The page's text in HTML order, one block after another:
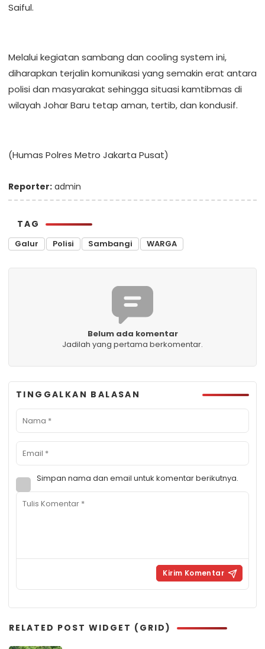
Saiful.
Melalui kegiatan sambang dan cooling system ini,
diharapkan terjalin komunikasi yang semakin erat antara
polisi dan masyarakat sehingga situasi kamtibmas di
wilayah Johar Baru tetap aman, tertib, dan kondusif.
(Humas Polres Metro Jakarta Pusat)
Reporter: admin
TAG
Galur Polisi Sambangi WARGA
Belum ada komentar
Jadilah yang pertama berkomentar.
TINGGALKAN BALASAN
Simpan nama dan email untuk komentar berikutnya.
RELATED POST WIDGET (GRID)